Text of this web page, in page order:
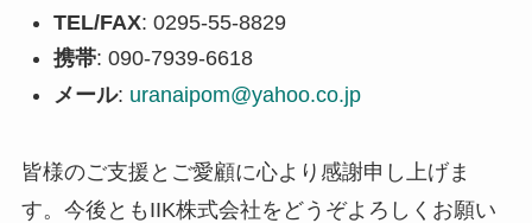
TEL/FAX: 0295-55-8829
携帯: 090-7939-6618
メール: uranaipom@yahoo.co.jp
皆様のご支援とご愛顧に心より感謝申し上げま
す。今後ともIIK株式会社をどうぞよろしくお願い